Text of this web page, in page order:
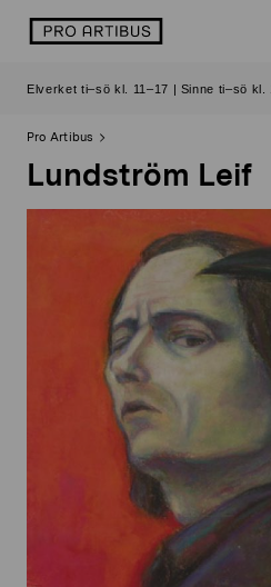
logo
Elverket ti–sö kl. 11–17 | Sinne ti–sö kl.
Pro Artibus
Lundström Leif